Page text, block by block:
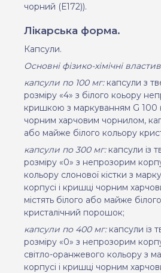
чорний (Е172)).
Лікарська форма.
Капсули.
Основні фізико-хімічні
капсули по 100 мг:капсули з
розміру «4» з білого коьору
кришкою з маркуванням G 100
чорним харчовим чорнилом,
або майже білого кольору
капсули по 300 мг:капсули із
розміру «0» з непрозорим
кольору слонової кістки з
корпусі і кришці чорним
містять білого або майже
кристалічний порошок;
капсули по 400 мг:капсули із
розміру «0» з непрозорим
світло-оранжевого кольору з
корпусі і кришці чорним